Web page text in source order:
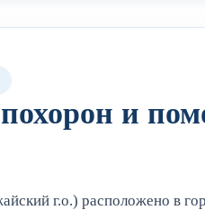
и
г.о.) расположено в